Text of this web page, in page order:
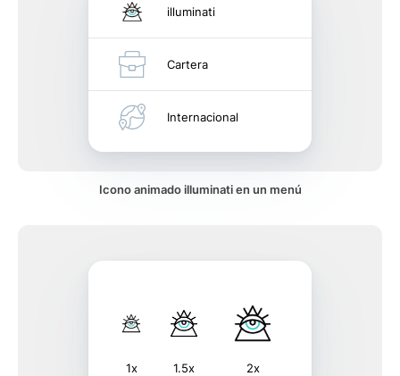
illuminati
Cartera
Internacional
Icono animado illuminati en un menú
1x 1.5x 2x